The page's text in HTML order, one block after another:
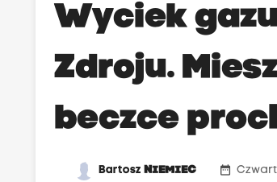
Wyciek
Zdroju.
beczce
BartoszNIEMIEC date_range